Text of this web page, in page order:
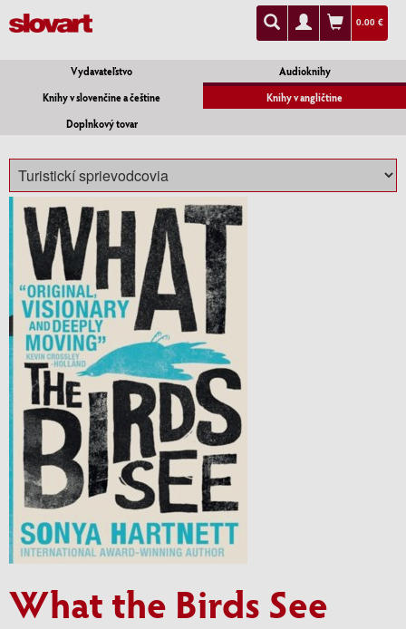
0.00 €
Vydavateľstvo
Audioknihy
Knihy v slovenčine a češtine
Knihy v angličtine
Doplnkový tovar
What the Birds See